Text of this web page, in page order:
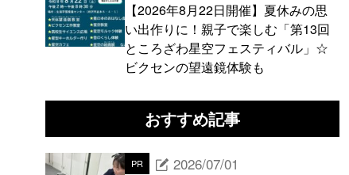
【2026年8月22日開催】夏休みの思
い出作りに！親子で楽しむ「第13回
ところざわ星空フェスティバル」☆
ビクセンの望遠鏡体験も
おすすめ記事
PR 2026/07/01